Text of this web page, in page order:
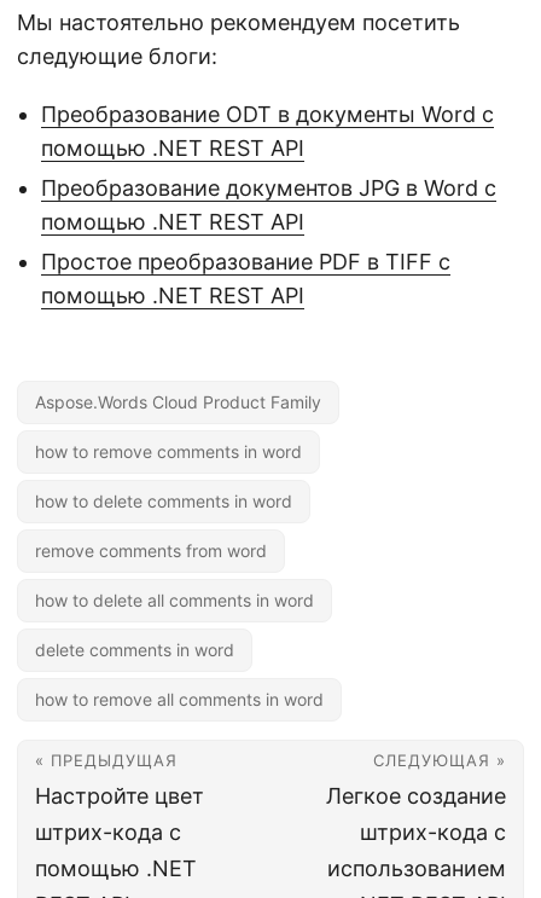
Мы настоятельно рекомендуем посетить
следующие блоги:
Преобразование ODT в документы Word с
помощью .NET REST API
Преобразование документов JPG в Word с
помощью .NET REST API
Простое преобразование PDF в TIFF с
помощью .NET REST API
Aspose.Words Cloud Product Family
how to remove comments in word
how to delete comments in word
remove comments from word
how to delete all comments in word
delete comments in word
how to remove all comments in word
« ПРЕДЫДУЩАЯ
Настройте цвет
штрих-кода с
помощью .NET
СЛЕДУЮЩАЯ »
Легкое создание
штрих-кода с
использованием